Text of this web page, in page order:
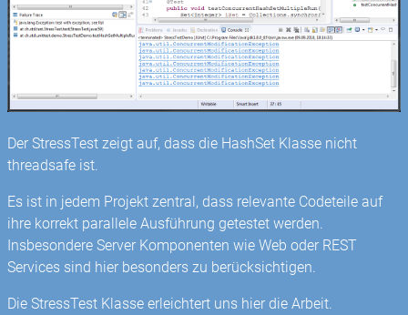
Der StressTest zeigt auf, dass die HashSet Klasse nicht
threadsafe ist.
Es ist in jedem Projekt zentral, dass relevante Codeteile auf
ihre korrekt parallele Ausführung getestet werden.
Insbesondere Server Komponenten wie Web oder REST
Services sind hier besonders zu berücksichtigen.
Die StressTest Klasse erleichtert uns hier die Arbeit.